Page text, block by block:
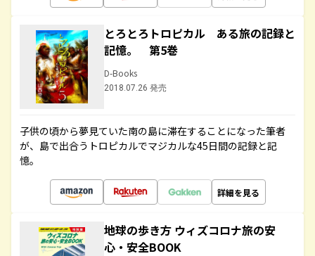
とろとろトロピカル ある旅の記録と
記憶。 第5巻
D-Books
2018.07.26 発売
子供の頃から夢見ていた南の島に滞在することになった筆者
が、島で出合うトロピカルでマジカルな45日間の記録と記
憶。
詳細を見る
地球の歩き方 ウィズコロナ旅の安
心・安全BOOK